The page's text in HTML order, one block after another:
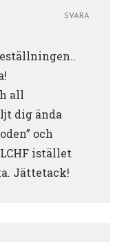
all
dig ända
och
istället
Jättetack!
SVARA